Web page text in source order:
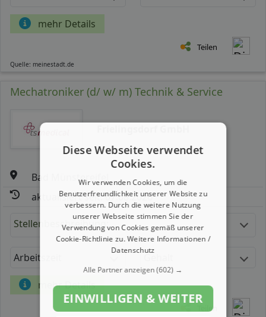
mehr Details
Teilen
Quelle: meinestadt.de
Mechatroniker (d/ w/ m) Technik & Service
Bad Münstereifel
aktualisiert seit: 07.08.2026
Stellenbeschreibung:
Arbeitszeit
mehr Details
Teilen
Diese Webseite verwendet
Cookies.
Wir verwenden Cookies, um die
Benutzerfreundlichkeit unserer Website zu
verbessern. Durch die weitere Nutzung
unserer Webseite stimmen Sie der
Verwendung von Cookies gemäß unserer
Cookie-Richtlinie zu.Weitere Informationen /
Datenschutz
Alle Partner anzeigen(602) →
EINWILLIGEN & WEITER